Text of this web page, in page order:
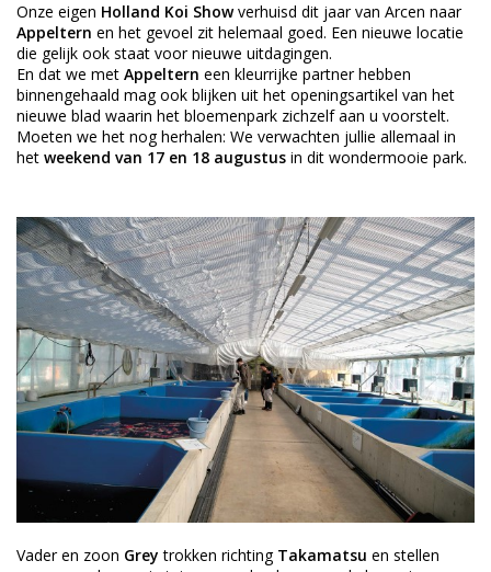
Onze eigen Holland Koi Showverhuisd dit jaar van Arcen naar
Appeltern en het gevoel zit helemaal goed. Een nieuwe locatie
die gelijk ook staat voor nieuwe uitdagingen.
En dat we met Appeltern een kleurrijke partner hebben
binnengehaald mag ook blijken uit het openingsartikel van het
nieuwe blad waarin het bloemenpark zichzelf aan u voorstelt.
Moeten we het nog herhalen: We verwachten jullie allemaal in
het weekend van 17 en 18 augustus in dit wondermooie park.
Vader en zoon Grey trokken richting Takamatsu en stellen